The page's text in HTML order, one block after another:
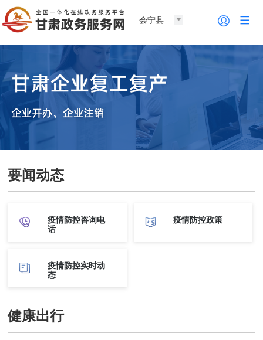
会宁县
要闻动态
疫情防控咨询电
话
疫情防控政策
疫情防控实时动
态
健康出行